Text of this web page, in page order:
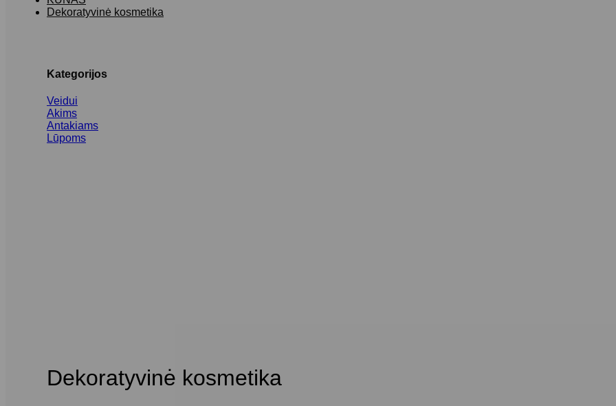
Dekoratyvinė kosmetika
Kategorijos
Veidui
Akims
Antakiams
Lūpoms
Dekoratyvinė kosmetika